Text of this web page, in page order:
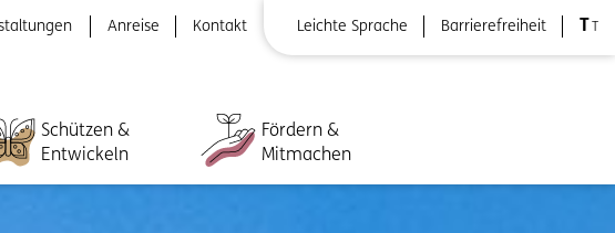
Anreise Kontakt Leichte Sprache Barrierefreiheit
Schützen &
Entwickeln
Fördern &
Mitmachen